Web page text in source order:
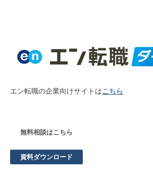
エン転職の企業向けサイトはこちら
無料相談はこちら
資料ダウンロード